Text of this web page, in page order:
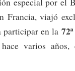
especial por el
Francia, viajó
participar en la
varios años,